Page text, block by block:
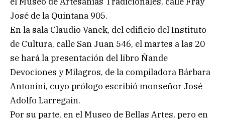
José de la Quintana 905.
En la sala Claudio Vañek, del edificio del Instituto
de Cultura, calle San Juan 546, el martes a las 20
se hará la presentación del libro Ñande
Devociones y Milagros, de la compiladora Bárbara
Antonini, cuyo prólogo escribió monseñor José
Adolfo Larregain.
Por su parte, en el Museo de Bellas Artes, pero en